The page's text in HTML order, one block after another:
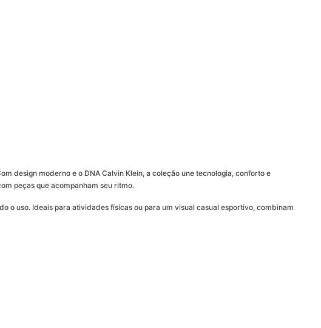
design moderno e o DNA Calvin Klein, a coleção une tecnologia, conforto e
peças que acompanham seu ritmo.
uso. Ideais para atividades físicas ou para um visual casual esportivo, combinam